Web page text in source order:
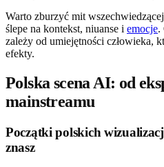
Warto zburzyć mit wszechwiedzącej
ślepe na kontekst, niuanse i emocje.
zależy od umiejętności człowieka,
efekty.
Polska scena AI: od
mainstreamu
Początki polskich
znasz